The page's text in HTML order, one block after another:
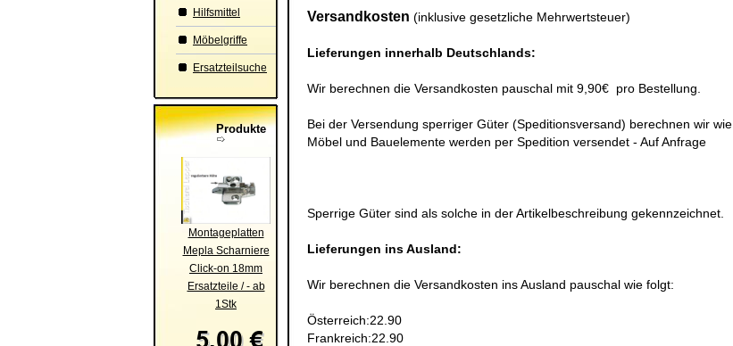
Hilfsmittel
Möbelgriffe
Ersatzteilsuche
Produkte
Montageplatten
Mepla Scharniere
Click-on 18mm
Ersatzteile / - ab
1Stk
Versandkosten (inklusive gesetzliche Mehrwertsteuer)
Lieferungen innerhalb Deutschlands:
Wir berechnen die Versandkosten pauschal mit 9,90€  pro Bestellung.
Bei der Versendung sperriger Güter (Speditionsversand) berechnen wir
Möbel und Bauelemente werden per Spedition versendet - Auf Anfrage
Sperrige Güter sind als solche in der Artikelbeschreibung gekennzeichnet.
Lieferungen ins Ausland:
Wir berechnen die Versandkosten ins Ausland pauschal wie folgt:
Österreich:22.90
Frankreich:22.90